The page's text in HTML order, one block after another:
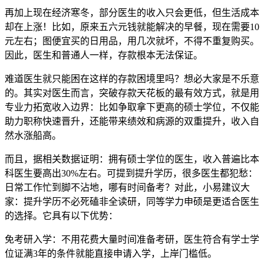
再加上现在经济寒冬，部分医生的收入只会更低，但生活成本
却在上涨！比如，原来五六元钱就能解决的早餐，现在需要10
元左右；图便宜买的日用品，用几次就坏，不得不重复购买。
因此，医生和普通人一样，存款根本无法保证。
难道医生就只能困在这样的存款困境里吗？想必大家是不乐意
的。其实对医生而言，突破存款天花板的最有效方式，就是用
专业力拓宽收入边界：比如争取拿下更高的硕士学位，不仅能
助力职称快速晋升，还能带来绩效和病源的双重提升，收入自
然水涨船高。
而且，据相关数据证明：拥有硕士学位的医生，收入普遍比本
科医生要高出30%左右。可提到提升学历，很多医生都犯愁：
日常工作忙到脚不沾地，哪有时间备考？对此，小易建议大
家：提升学历不必死磕非全读研，同等学力申硕是更适合医生
的选择。它具有以下优势：
免考研入学：不用花费大量时间准备考研，医生符合有学士学
位证满3年的条件就能直接申请入学，上岸门槛低。